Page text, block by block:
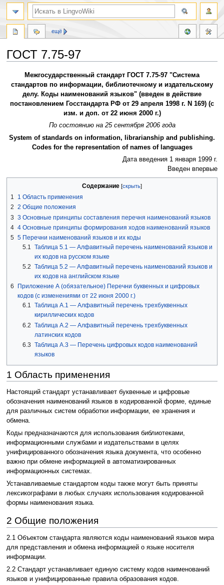
ГОСТ 7.75-97
Перейти
навигации
Перейти
поиску
Межгосударственный стандарт ГОСТ 7.75-97 "Система
стандартов по информации, библиотечному и издательскому
делу. Коды наименований языков" (введен в действие
постановлением Госстандарта РФ от 29 апреля 1998 г. N 169) (с
изм. и доп. от 22 июня 2000 г.)
По состоянию на 25 сентября 2006 года
System of standards on information, librarianship and publishing.
Codes for the representation of names of languages
Дата введения 1 января 1999 г.
Введен впервые
Содержание
1
1 Область применения
2 2 Общие положения
3 3 Основные принципы составления перечня наименований языков
4 4 Основные принципы формирования ходов наименований языков
5 5 Перечни наименований языков и их коды
5.1 Таблица 5.1 — Алфавитный перечень наименований языков и
их кодов на русском языке
5.2 Таблица 5.2 — Алфавитный перечень наименований языков и
их кодов на английском языке
6
Приложение А (обязательное) Перечни буквенных и цифровых
кодов (с изменениями от 22 июня 2000 г.)
6.1 Таблица А.1 — Алфавитный перечень трехбуквенных
кириллических кодов
6.2 Таблица А.2 — Алфавитный перечень трехбуквенных
латинских кодов
6.3 Таблица А.3 — Перечень цифровых кодов наименований
языков
1 Область применения
Настоящий стандарт устанавливает буквенные и цифровые
обозначения наименований языков в кодированной форме, единые
для различных систем обработки информации, ее хранения и
обмена.
Коды предназначаются для использования библиотеками,
информационными службами и издательствами в целях
унифицированного обозначения языка документа, что особенно
важно при обмене информацией в автоматизированных
информационных системах.
Устанавливаемые стандартом коды также могут быть приняты
лексикографами в любых случаях использования кодированной
формы наименования языка.
2 Общие положения
2.1 Объектом стандарта являются коды наименований языков мира
для представления и обмена информацией о языке носителя
информации.
2.2 Стандарт устанавливает единую систему кодов наименований
языков и унифицированные правила образования кодов.
ещё